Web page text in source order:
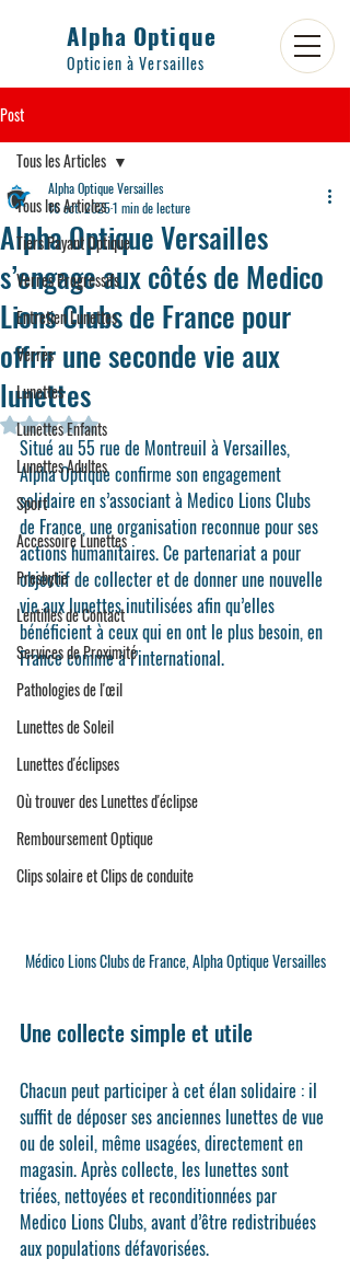
Alpha Optique
Opticien à Versailles
Post
Tous les Articles
Tiers Payant Optique
Verres Progressifs
Entretien Lunettes
Verres
Lunettes
Lunettes Enfants
Lunettes Adultes
Sport
Accessoire Lunettes
Presbytie
Lentilles de Contact
Services de Proximité
Pathologies de l'œil
Lunettes de Soleil
Lunettes d'éclipses
Où trouver des Lunettes d'éclipse
Remboursement Optique
Clips solaire et Clips de conduite
Tous les Articles
Alpha Optique Versailles
s’engage aux côtés de Medico
Lions Clubs de France pour
offrir une seconde vie aux
lunettes
Alpha Optique Versailles
16 oct. 20251 min de lecture
Noté NaN étoiles sur 5.
Situé au 55 rue de Montreuil à Versailles,
Alpha Optique confirme son engagement
solidaire en s’associant à Medico Lions Clubs
de France, une organisation reconnue pour ses
actions humanitaires. Ce partenariat a pour
objectif de collecter et de donner une nouvelle
vie aux lunettes inutilisées afin qu’elles
bénéficient à ceux qui en ont le plus besoin, en
France comme à l’international.
Médico Lions Clubs de France, Alpha Optique Versailles
Une collecte simple et utile
Chacun peut participer à cet élan solidaire : il
suffit de déposer ses anciennes lunettes de vue
ou de soleil, même usagées, directement en
magasin. Après collecte, les lunettes sont
triées, nettoyées et reconditionnées par
Medico Lions Clubs, avant d’être redistribuées
aux populations défavorisées.